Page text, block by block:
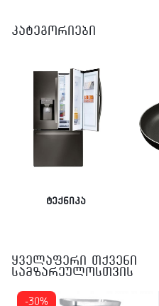
კატეგორიები
ტექნიკა
ყველაფერი თქვენი
სამზარეულოსთვის
-30%